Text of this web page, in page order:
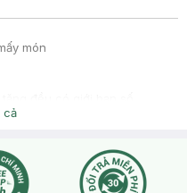
món
áp dụng quà tặng thì hệ
cả